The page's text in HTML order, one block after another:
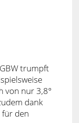
trumpft
von nur 3,8°
dank
für den